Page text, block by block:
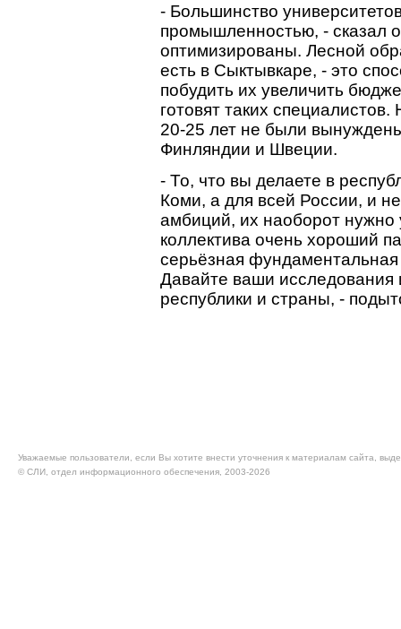
- Большинство
промышленностью, - сказал
оптимизированы. Лесной
есть в Сыктывкаре, - это
побудить их увеличить
готовят таких
20-25 лет не были
Финляндии и Швеции.
- То, что вы делаете в
Коми, а для всей России, и
амбиций, их наоборот нужно
коллектива очень хороший
серьёзная
Давайте ваши исследования
республики и страны, -
Уважаемые пользователи, если Вы хотите внести уточнения к материалам сайта,
© CЛИ, отдел информационного обеспечения, 2003-2026